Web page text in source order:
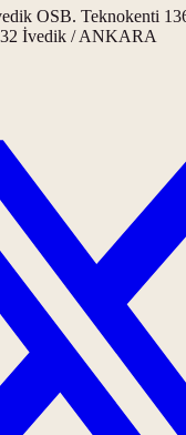
OSB. Teknokenti
İvedik / ANKARA